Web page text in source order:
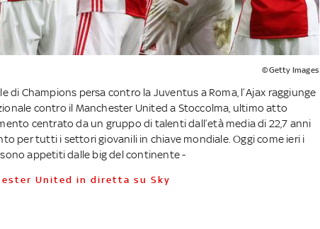
©Getty Images
di Champions persa contro la Juventus a Roma, l’Ajax raggiunge
contro il Manchester United a Stoccolma, ultimo atto
centrato da un gruppo di talenti dall’età media di 22,7 anni
per tutti i settori giovanili in chiave mondiale. Oggi come ieri i
appetiti dalle big del continente -
United in diretta su Sky